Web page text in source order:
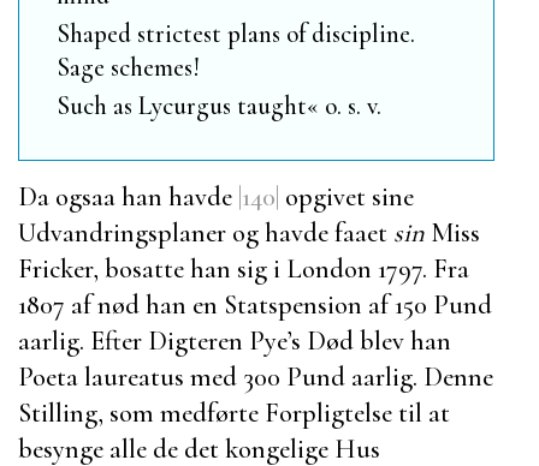
Shaped strictest plans of discipline.
Sage schemes!
Such as Lycurgus taught« o. s. v.
Da ogsaa han havde |140| opgivet sine
Udvandringsplaner og havde faaet sin Miss
Fricker, bosatte han sig i London 1797. Fra
1807 af nød han en Statspension af 150 Pund
aarlig. Efter Digteren Pye’s Død blev han
Poeta laureatus med 300 Pund aarlig. Denne
Stilling, som medførte Forpligtelse til at
besynge alle de det kongelige Hus